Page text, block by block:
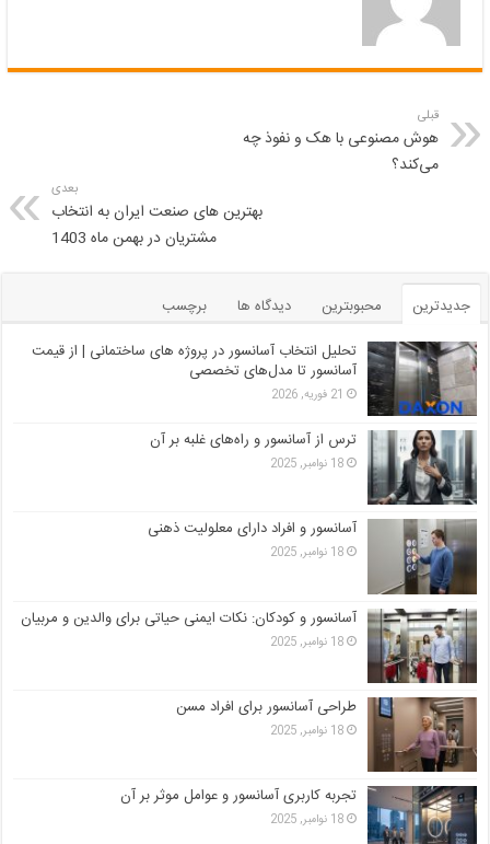
قبلی
هوش مصنوعی با هک و نفوذ چه
می‌کند؟
بعدی
بهترین های صنعت ایران به انتخاب
مشتریان در بهمن ماه 1403
جدیدترین محبوبترین دیدگاه ها
برچسب
تحلیل انتخاب آسانسور در پروژه‌ های ساختمانی | از قیمت
آسانسور تا مدل‌های تخصصی
21 فوریه, 2026
ترس از آسانسور و راه‌های غلبه بر آن
18 نوامبر, 2025
آسانسور و افراد دارای معلولیت ذهنی
18 نوامبر, 2025
آسانسور و کودکان: نکات ایمنی حیاتی برای والدین و مربیان
18 نوامبر, 2025
طراحی آسانسور برای افراد مسن
18 نوامبر, 2025
تجربه کاربری آسانسور و عوامل موثر بر آن
18 نوامبر, 2025